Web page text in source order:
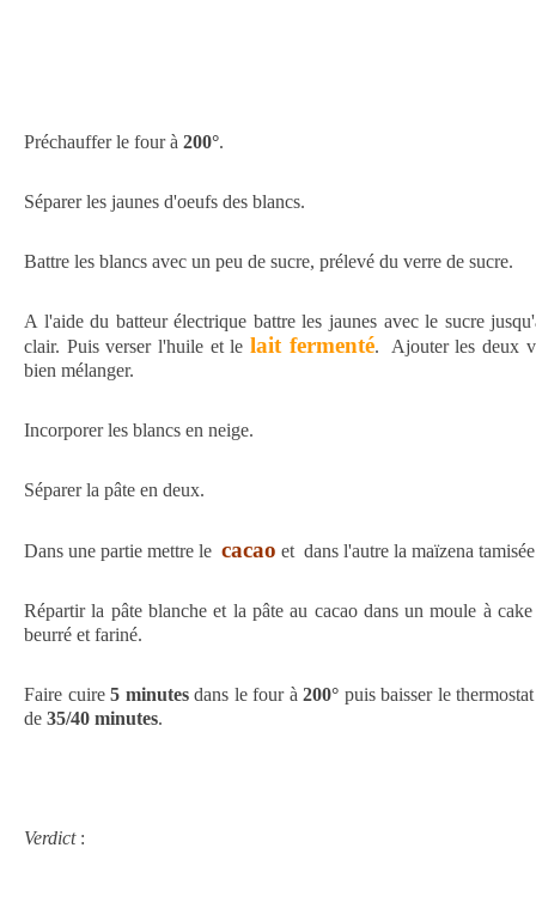
Préchauffer le four à 200°.
Séparer les jaunes d'oeufs des blancs.
Battre les blancs avec un peu de sucre, prélevé du verre de sucre.
A l'aide du batteur électrique battre les jaunes avec le sucre
clair. Puis verser l'huile et le lait fermenté. Ajouter les deux
bien mélanger.
Incorporer les blancs en neige.
Séparer la pâte en deux.
Dans une partie mettre le cacao et dans l'autre la maïzena
Répartir la pâte blanche et la pâte au cacao dans un moule à
beurré et fariné.
Faire cuire 5 minutesdans le four à 200° puis baisser le
de 35/40 minutes.
Verdict: